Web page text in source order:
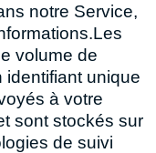
notre Service,
volume de
unique
à votre
sont stockés sur
de suivi